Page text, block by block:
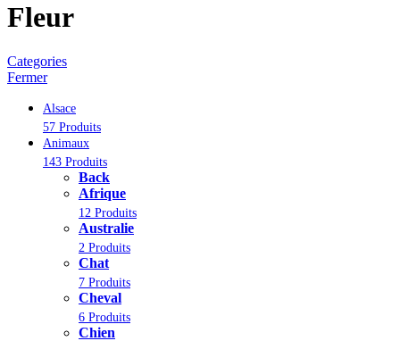
Fleur
Categories
Fermer
Alsace
57 Produits
Animaux
143 Produits
Back
Afrique
12 Produits
Australie
2 Produits
Chat
7 Produits
Cheval
6 Produits
Chien